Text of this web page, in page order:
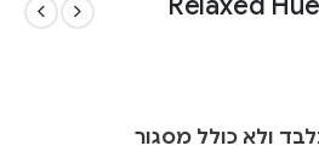
ולא כולל מסגור